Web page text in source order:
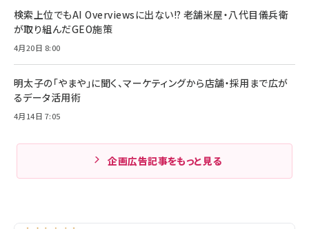
検索上位でもAI Overviewsに出ない!? 老舗米屋・八代目儀兵衛
が取り組んだGEO施策
4月20日 8:00
明太子の「やまや」に聞く、マーケティングから店舗・採用まで広が
るデータ活用術
4月14日 7:05
企画広告記事をもっと見る